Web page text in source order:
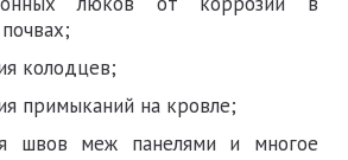
колодцев;
примыканий на кровле;
швов меж панелями и многое